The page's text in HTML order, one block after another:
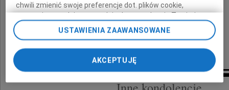
i wszystkim bliskim
składamy z serca płynące kondolencje
przyjaciele z Klubu Rotary Wrocław
chwili zmienić swoje preferencje dot. plików cookie,
ponownie wywołując narzędzie do zarządzania Twoimi
preferencjami dot. przetwarzania danych poprzez
odnośnik „Ustawienia prywatności” w stopce serwisu i
Zmiana ustawień plików cookie możliwa jest także za
pomocą ustawień przeglądarki.
My, nasi Zaufani Partnerzy i Agora S.A. możemy
USTAWIENIA ZAAWANSOWANE
AKCEPTUJĘ